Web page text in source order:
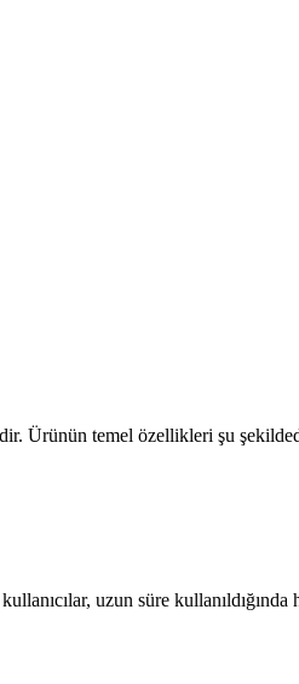
Ürünün temel özellikleri şu
uzun süre kullanıldığında